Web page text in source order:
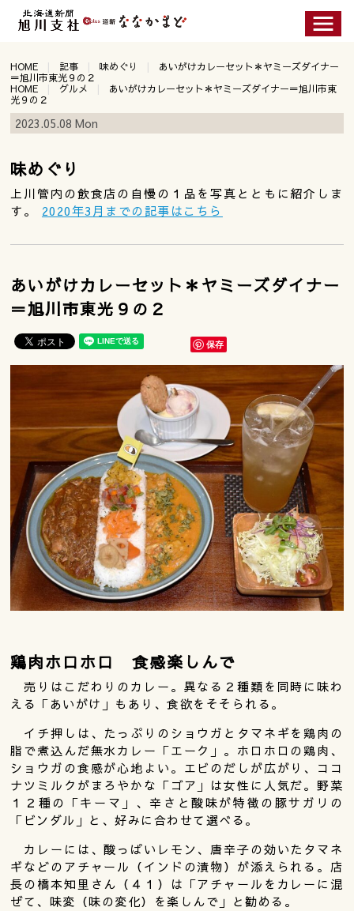
HOME 記事 味めぐり
あいがけカレーセット＊ヤミーズダイナー
＝旭川市東光９の２
HOME
グルメ
あいがけカレーセット＊ヤミーズダイナー＝旭川市東
光９の２
2023.05.08 Mon
味めぐり
上川管内の飲食店の自慢の１品を写真とともに紹介しま
す。 2020年3月までの記事はこちら
あいがけカレーセット＊ヤミーズダイナー
＝旭川市東光９の２
保存
鶏肉ホロホロ 食感楽しんで
売りはこだわりのカレー。異なる２種類を同時に味わ
える「あいがけ」もあり、食欲をそそられる。
イチ押しは、たっぷりのショウガとタマネギを鶏肉の
脂で煮込んだ無水カレー「エーク」。ホロホロの鶏肉、
ショウガの食感が心地よい。エビのだしが広がり、ココ
ナツミルクがまろやかな「ゴア」は女性に人気だ。野菜
１２種の「キーマ」、辛さと酸味が特徴の豚サガリの
「ビンダル」と、好みに合わせて選べる。
カレーには、酸っぱいレモン、唐辛子の効いたタマネ
ギなどのアチャール（インドの漬物）が添えられる。店
長の橋本知里さん（４１）は「アチャールをカレーに混
ぜて、味変（味の変化）を楽しんで」と勧める。